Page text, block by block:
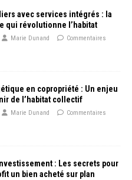
avec services intégrés : la
qui révolutionne l’habitat
Marie Dunand
Commentaires
en copropriété : Un enjeu
de l’habitat collectif
Marie Dunand
Commentaires
: Les secrets pour
un bien acheté sur plan